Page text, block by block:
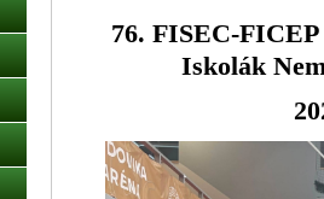
76. FISEC-
Iskolák